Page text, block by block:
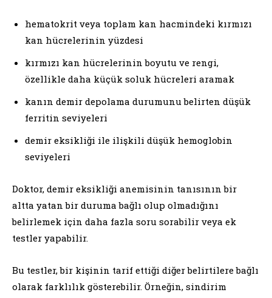
hematokrit veya toplam kan hacmindeki kırmızı
kan hücrelerinin yüzdesi
kırmızı kan hücrelerinin boyutu ve rengi,
özellikle daha küçük soluk hücreleri aramak
kanın demir depolama durumunu belirten düşük
ferritin seviyeleri
demir eksikliği ile ilişkili düşük hemoglobin
seviyeleri
Doktor, demir eksikliği anemisinin tanısının bir
altta yatan bir duruma bağlı olup olmadığını
belirlemek için daha fazla soru sorabilir veya ek
testler yapabilir.
Bu testler, bir kişinin tarif ettiği diğer belirtilere bağlı
olarak farklılık gösterebilir. Örneğin, sindirim